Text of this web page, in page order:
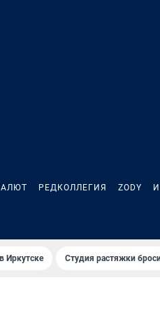
РЕДКОЛЛЕГИЯ ZODY
Иркутске Студия растяжки